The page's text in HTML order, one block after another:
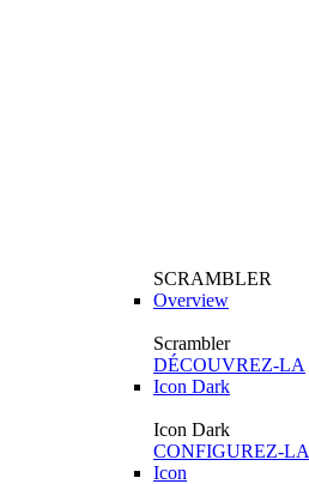
SCRAMBLER
Overview
Scrambler
DÉCOUVREZ-LA
Icon Dark
Icon Dark
CONFIGUREZ-LA
Icon